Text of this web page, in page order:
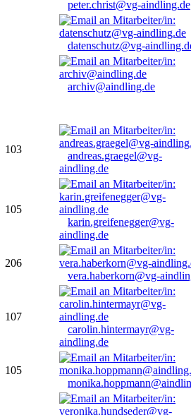
peter.christ@vg-aindling.de
datenschutz@vg-
archiv@aindling.de
103
andreas.graegel@vg-
aindling.de
105
karin.greifenegger@vg-
aindling.de
206
vera.haberkorn@vg-
107
carolin.hintermayr@vg-
aindling.de
105